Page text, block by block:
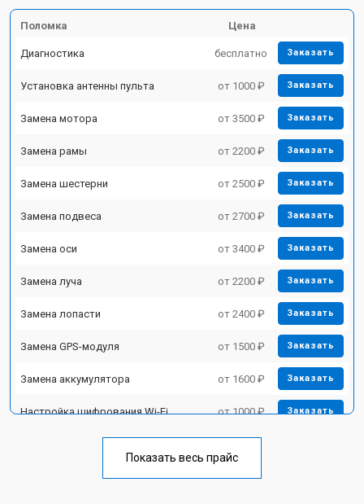
Поломка Цена
Диагностика бесплатно Заказать
Установка антенны пульта от 1000 ₽ Заказать
Замена мотора от 3500 ₽ Заказать
Замена рамы от 2200 ₽ Заказать
Замена шестерни от 2500 ₽ Заказать
Замена подвеса от 2700 ₽ Заказать
Замена оси от 3400 ₽ Заказать
Замена луча от 2200 ₽ Заказать
Замена лопасти от 2400 ₽ Заказать
Замена GPS-модуля от 1500 ₽ Заказать
Замена аккумулятора от 1600 ₽ Заказать
Настройка шифрования Wi-Fi от 1000 ₽ Заказать
Замена материнской платы от 2800 ₽
Показать весь прайс